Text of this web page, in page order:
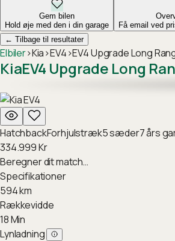
Gem bilen
Hold øje med den i din garage
Få email ved
← Tilbage til resultater
Elbiler›Kia›EV4›EV4 Upgrade Long
KiaEV4 Upgrade Long
HatchbackForhjulstræk5sæder7års
334.999Kr
Beregner dit match…
Specifikationer
594km
Rækkevidde
18Min
Lynladning